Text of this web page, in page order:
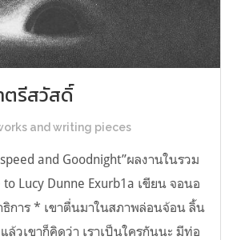
ตรีสวัสดิ์
and writing pieces
and Goodnight”ผลงานในรวม
to Lucy Dunne Exurb1a เขียน จอนอ
การ * เขาตื่นมาในสภาพล่อนจ้อน ลิ้น
วเขาก็คิดว่า เราเป็นใครกันนะ มีท่อ